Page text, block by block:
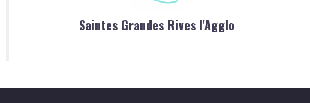
Saintes Grandes Rives l'Agglo